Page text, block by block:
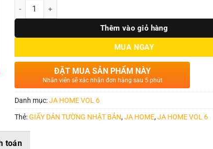
Số lượng
Thêm vào giỏ hàng
MUA NGAY
ĐẶT MUA SẢN PHẨM NÀY
Nhân viên sẽ xác nhận đơn hàng sau 5 phút
Danh mục:JA HOME VOL 6
Thẻ:GIẤY DÁN TƯỜNG NHẬT BẢN,JA HOME,JA HOME VOL 6
toán